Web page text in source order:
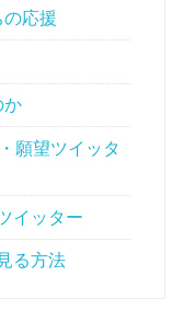
応援
か
願望ツイッタ
イッター
る方法